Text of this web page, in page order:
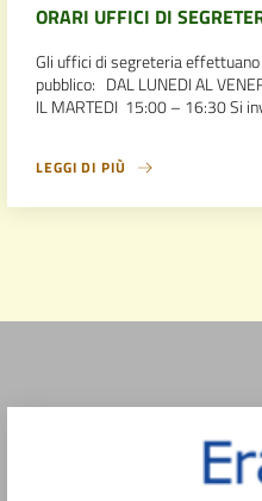
ORARI UFFICI DI
Gli uffici di segreteria
pubblico: DAL LUNEDI AL
IL MARTEDI 15:00 – 16:30 Si
LEGGI DI PIÙ